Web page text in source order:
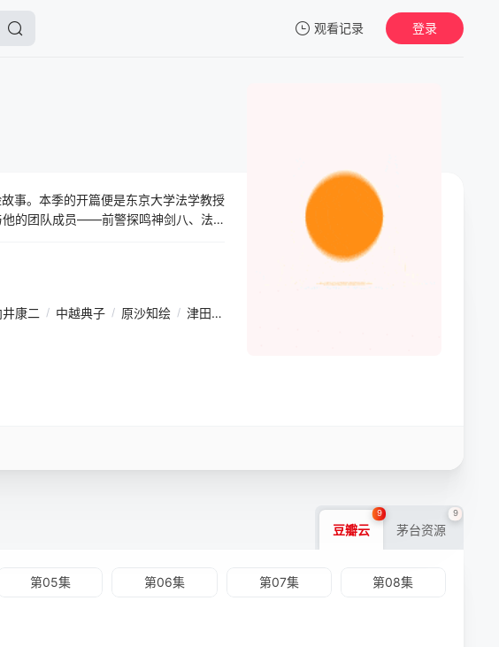
观看记录
暂无观看影片的记录
登录
事。本季的开篇便是东京大学法学教授
他的团队成员——前警探鸣神剑八、法
开真相的面纱。此外，本季还涉及了
井康二 / 中越典子 / 原沙知绘 / 津田宽治
豆瓣云
9
茅台资源
9
第05集 第06集 第07集 第08集